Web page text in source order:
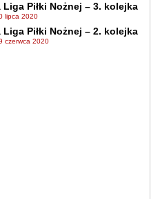
Piłki Nożnej – 3. kolejka
lipca 2020
Piłki Nożnej – 2. kolejka
czerwca 2020